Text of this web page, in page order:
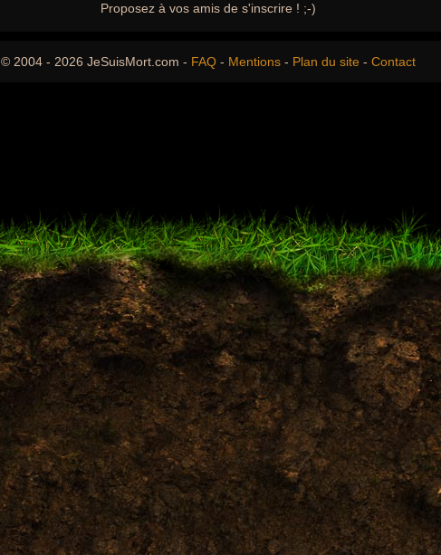
Proposez à vos amis de s'inscrire ! ;-)
© 2004 - 2026 JeSuisMort.com - FAQ - Mentions - Plan du site - Contact